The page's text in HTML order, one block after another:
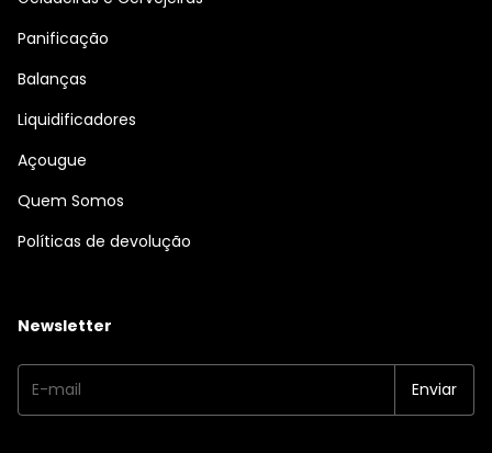
Panificação
Balanças
Liquidificadores
Açougue
Quem Somos
Políticas de devolução
Newsletter